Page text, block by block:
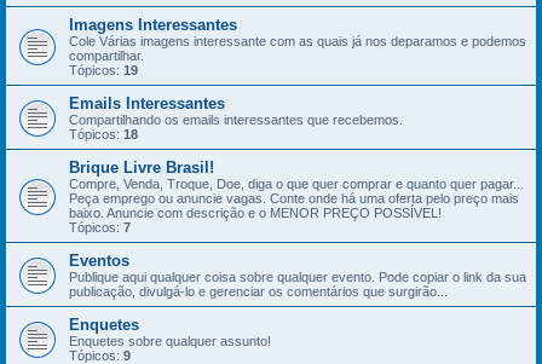
Imagens Interessantes
Cole Várias imagens interessante com as quais já nos deparamos e podemos
compartilhar.
Tópicos: 19
Emails Interessantes
Compartilhando os emails interessantes que recebemos.
Tópicos: 18
Brique Livre Brasil!
Compre, Venda, Troque, Doe, diga o que quer comprar e quanto quer pagar...
Peça emprego ou anuncie vagas. Conte onde há uma oferta pelo preço mais
baixo. Anuncie com descrição e o MENOR PREÇO POSSÍVEL!
Tópicos: 7
Eventos
Publique aqui qualquer coisa sobre qualquer evento. Pode copiar o link da sua
publicação, divulgá-lo e gerenciar os comentários que surgirão...
Enquetes
Enquetes sobre qualquer assunto!
Tópicos: 9